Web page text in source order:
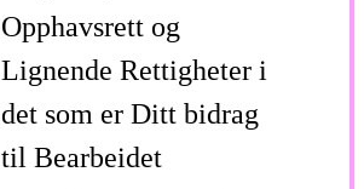
Opphavsrett og
Lignende Rettigheter i
det som er Ditt bidrag
til Bearbeidet